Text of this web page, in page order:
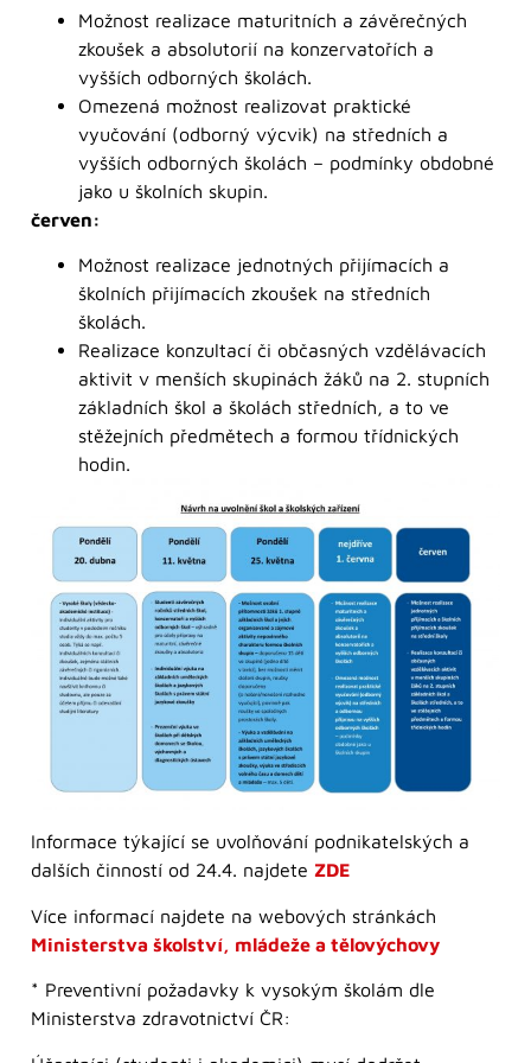
Možnost realizace maturitních a závěrečných
zkoušek a absolutorií na konzervatořích a
vyšších odborných školách.
Omezená možnost realizovat praktické
vyučování (odborný výcvik) na středních a
vyšších odborných školách – podmínky obdobné
jako u školních skupin.
červen:
Možnost realizace jednotných přijímacích a
školních přijímacích zkoušek na středních
školách.
Realizace konzultací či občasných vzdělávacích
aktivit v menších skupinách žáků na 2. stupních
základních škol a školách středních, a to ve
stěžejních předmětech a formou třídnických
hodin.
Informace týkající se uvolňování podnikatelských a
dalších činností od 24.4. najdete ZDE
Více informací najdete na webových stránkách
Ministerstva školství, mládeže a tělovýchovy
* Preventivní požadavky k vysokým školám dle
Ministerstva zdravotnictví ČR: